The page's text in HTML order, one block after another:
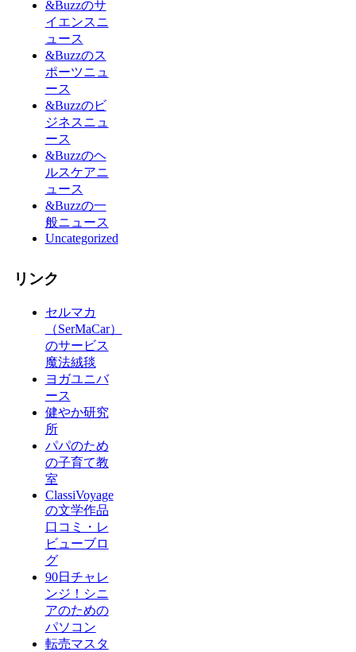
&Buzzのサ
イエンスニ
ュース
&Buzzのス
ポーツニュ
ース
&Buzzのビ
ジネスニュ
ース
&Buzzのヘ
ルスケアニ
ュース
&Buzzの一
般ニュース
Uncategorized
リンク
セルマカ
（SerMaCar）
のサービス
魔法絨毯
ヨガユニバ
ース
健やか研究
所
パパのため
の子育て教
室
ClassiVoyage
の文学作品
口コミ・レ
ビューブロ
グ
90日チャレ
ンジ！シニ
アのための
パソコン
転売マスタ